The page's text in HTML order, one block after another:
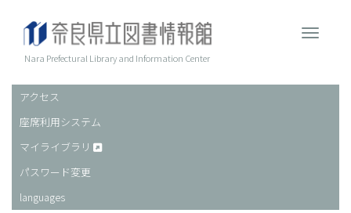
Nara Prefectural Library and Information Center
ヘ
ッ
ダ
ー
アクセス
座席利用システム
マイライブラリ
パスワード変更
languages